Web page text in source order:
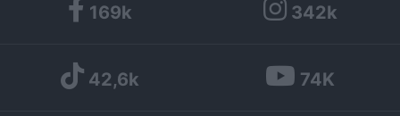
169k 342k
42,6k 74K